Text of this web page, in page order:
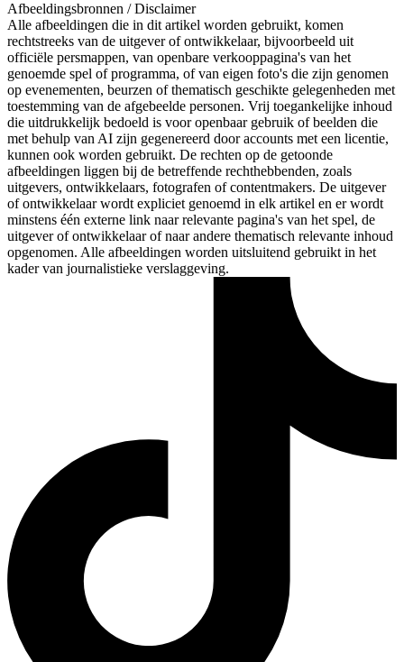
Afbeeldingsbronnen / Disclaimer
Alle afbeeldingen die in dit artikel worden gebruikt, komen
rechtstreeks van de uitgever of ontwikkelaar, bijvoorbeeld uit
officiële persmappen, van openbare verkooppagina's van het
genoemde spel of programma, of van eigen foto's die zijn genomen
op evenementen, beurzen of thematisch geschikte gelegenheden met
toestemming van de afgebeelde personen. Vrij toegankelijke inhoud
die uitdrukkelijk bedoeld is voor openbaar gebruik of beelden die
met behulp van AI zijn gegenereerd door accounts met een licentie,
kunnen ook worden gebruikt. De rechten op de getoonde
afbeeldingen liggen bij de betreffende rechthebbenden, zoals
uitgevers, ontwikkelaars, fotografen of contentmakers. De uitgever
of ontwikkelaar wordt expliciet genoemd in elk artikel en er wordt
minstens één externe link naar relevante pagina's van het spel, de
uitgever of ontwikkelaar of naar andere thematisch relevante inhoud
opgenomen. Alle afbeeldingen worden uitsluitend gebruikt in het
kader van journalistieke verslaggeving.